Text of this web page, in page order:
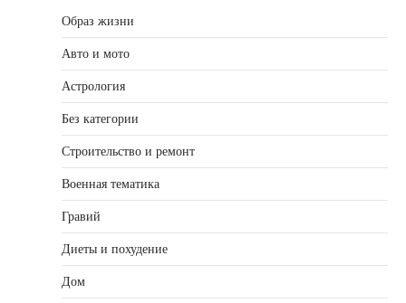
Образ жизни
Авто и мото
Астрология
Без категории
Строительство и ремонт
Военная тематика
Гравий
Диеты и похудение
Дом